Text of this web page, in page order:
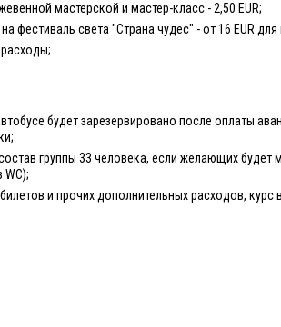
мастерской и мастер-класс - 2,50 EUR;
фестиваль света "Страна чудес" - от 16 EUR
будет зарезервировано после оплаты
группы 33 человека, если желающих
и прочих дополнительных расходов,